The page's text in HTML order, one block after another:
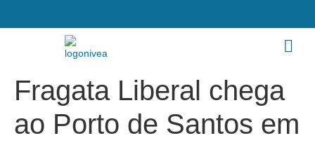
Fragata Liberal chega
ao Porto de Santos em